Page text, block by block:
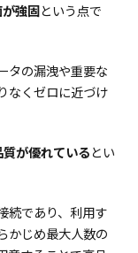
強固という点で
タの漏洩や重要な
なくゼロに近づけ
が優れているとい
続であり、利用す
かじめ最大人数の